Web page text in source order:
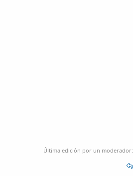
Última edición por un moderador: